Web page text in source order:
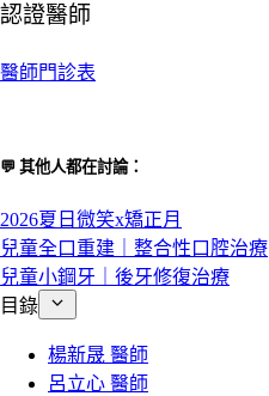
認證醫師
醫師門診表
💬 其他人都在討論：
2026夏日微笑x矯正月
兒童全口重建｜整合性口腔治療
兒童小鋼牙｜後牙修復治療
目錄
楊新晟 醫師
呂立心 醫師